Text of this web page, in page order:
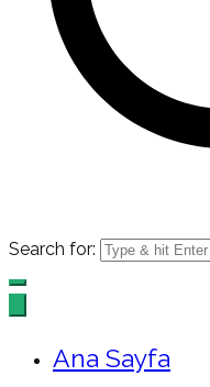
Search for:
Ana Sayfa